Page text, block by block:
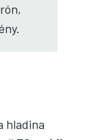
hladina